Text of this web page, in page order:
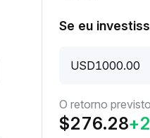
Se eu
USD
O retorno
$276.28+